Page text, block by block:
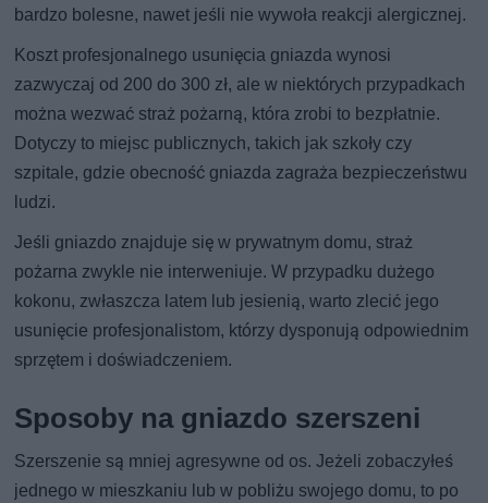
bardzo bolesne, nawet jeśli nie wywoła reakcji alergicznej.
Koszt profesjonalnego usunięcia gniazda wynosi
zazwyczaj od 200 do 300 zł, ale w niektórych przypadkach
można wezwać straż pożarną, która zrobi to bezpłatnie.
Dotyczy to miejsc publicznych, takich jak szkoły czy
szpitale, gdzie obecność gniazda zagraża bezpieczeństwu
ludzi.
Jeśli gniazdo znajduje się w prywatnym domu, straż
pożarna zwykle nie interweniuje. W przypadku dużego
kokonu, zwłaszcza latem lub jesienią, warto zlecić jego
usunięcie profesjonalistom, którzy dysponują odpowiednim
sprzętem i doświadczeniem.
Sposoby na gniazdo szerszeni
Szerszenie są mniej agresywne od os. Jeżeli zobaczyłeś
jednego w mieszkaniu lub w pobliżu swojego domu, to po